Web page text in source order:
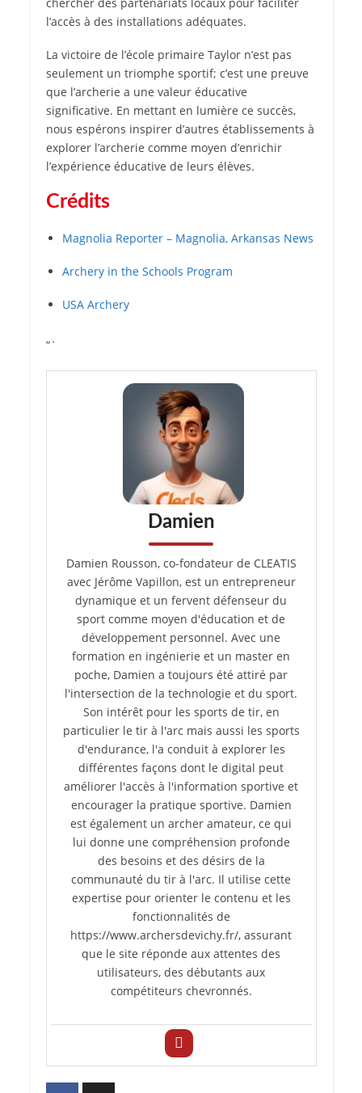
l’accès à des installations adéquates.
La victoire de l’école primaire Taylor n’est pas
seulement un triomphe sportif; c’est une preuve
que l’archerie a une valeur éducative
significative. En mettant en lumière ce succès,
nous espérons inspirer d’autres établissements à
explorer l’archerie comme moyen d’enrichir
l’expérience éducative de leurs élèves.
Crédits
Magnolia Reporter – Magnolia, Arkansas News
Archery in the Schools Program
USA Archery
“`
Damien
Damien Rousson, co-fondateur de CLEATIS
avec Jérôme Vapillon, est un entrepreneur
dynamique et un fervent défenseur du
sport comme moyen d'éducation et de
développement personnel. Avec une
formation en ingénierie et un master en
poche, Damien a toujours été attiré par
l'intersection de la technologie et du sport.
Son intérêt pour les sports de tir, en
particulier le tir à l'arc mais aussi les sports
d'endurance, l'a conduit à explorer les
différentes façons dont le digital peut
améliorer l'accès à l'information sportive et
encourager la pratique sportive. Damien
est également un archer amateur, ce qui
lui donne une compréhension profonde
des besoins et des désirs de la
communauté du tir à l'arc. Il utilise cette
expertise pour orienter le contenu et les
fonctionnalités de
https://www.archersdevichy.fr/, assurant
que le site réponde aux attentes des
utilisateurs, des débutants aux
compétiteurs chevronnés.